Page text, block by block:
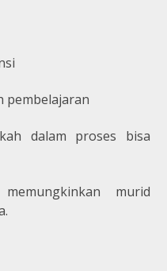
pembelajaran
dalam proses bisa
murid